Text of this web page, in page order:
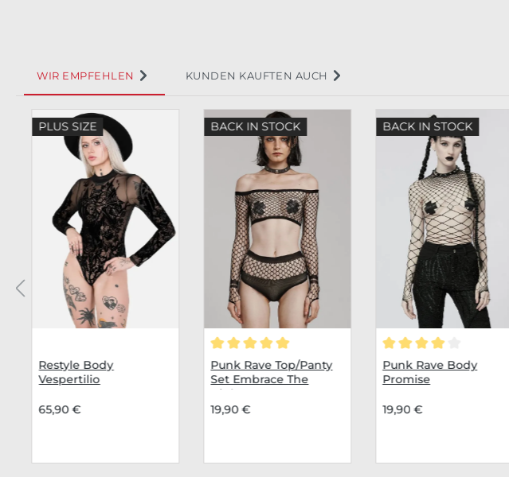
WIR EMPFEHLEN KUNDEN KAUFTEN AUCH
Produktgalerie überspringen
PLUS SIZE
Restyle Body
Vespertilio
65,90 €
BACK IN STOCK
Durchschnittliche Bewertung von 5 von 5
Punk Rave Top/Panty
Set Embrace The
Night
19,90 €
BACK IN STOCK
Durchschnittliche
Punk Rave Body
Promise
19,90 €